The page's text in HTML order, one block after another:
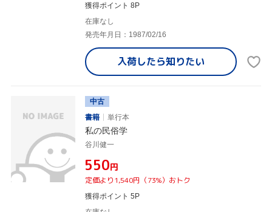
獲得ポイント 8P
在庫なし
発売年月日：1987/02/16
入荷したら知りたい
中古
書籍
単行本
私の民俗学
谷川健一
¥550円
定価より1,540円（73%）おトク
獲得ポイント 5P